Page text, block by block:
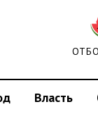
Власть